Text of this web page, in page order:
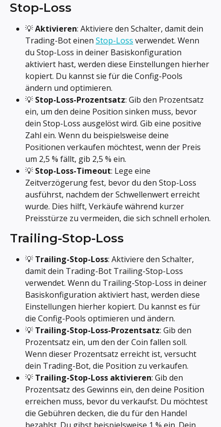
Stop-Loss
💡 Aktivieren: Aktiviere den Schalter, damit dein
Trading-Bot einen Stop-Loss verwendet. Wenn
du Stop-Loss in deiner Basiskonfiguration
aktiviert hast, werden diese Einstellungen hierher
kopiert. Du kannst sie für die Config-Pools
ändern und optimieren.
💡 Stop-Loss-Prozentsatz: Gib den Prozentsatz
ein, um den deine Position sinken muss, bevor
dein Stop-Loss ausgelöst wird. Gib eine positive
Zahl ein. Wenn du beispielsweise deine
Positionen verkaufen möchtest, wenn der Preis
um 2,5 % fällt, gib 2,5 % ein.
💡 Stop-Loss-Timeout: Lege eine
Zeitverzögerung fest, bevor du den Stop-Loss
ausführst, nachdem der Schwellenwert erreicht
wurde. Dies hilft, Verkäufe während kurzer
Preisstürze zu vermeiden, die sich schnell erholen.
Trailing-Stop-Loss
💡 Trailing-Stop-Loss: Aktiviere den Schalter,
damit dein Trading-Bot Trailing-Stop-Loss
verwendet. Wenn du Trailing-Stop-Loss in deiner
Basiskonfiguration aktiviert hast, werden diese
Einstellungen hierher kopiert. Du kannst es für
die Config-Pools optimieren und ändern.
💡 Trailing-Stop-Loss-Prozentsatz: Gib den
Prozentsatz ein, um den der Coin fallen soll.
Wenn dieser Prozentsatz erreicht ist, versucht
dein Trading-Bot, die Position zu verkaufen.
💡 Trailing-Stop-Loss aktivieren: Gib den
Prozentsatz des Gewinns ein, den deine Position
erreichen muss, bevor du verkaufst. Du möchtest
die Gebühren decken, die du für den Handel